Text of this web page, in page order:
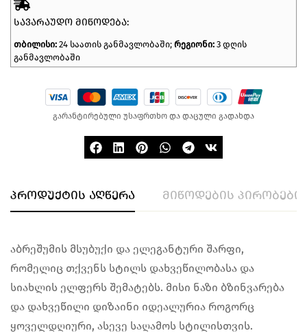
ᲡᲐᲕᲐᲠᲐᲣᲓᲝ ᲛᲘᲬᲝᲓᲔᲑᲐ:
თბილისი: 24 საათის განმავლობაში; რეგიონი: 3 დღის
განმავლობაში
გარანტირებული უსაფრთხო და დაცული გადახდა
პროდუქტის აღწერა მიწოდების პირობები
აბრეშუმის მსუბუქი და ელეგანტური შარფი,
რომელიც თქვენს სტილს დახვეწილობასა და
სიახლის ელფერს შემატებს. მისი ნაზი ბზინვარება
და დახვეწილი დიზაინი იდეალურია როგორც
ყოველდღიური, ასევე საღამოს სტილისთვის.